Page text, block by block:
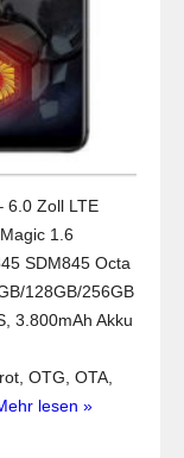
6.0 Zoll LTE
1.6
SDM845 Octa
128GB/256GB
3.800mAh Akku
OTG, OTA,
lesen »